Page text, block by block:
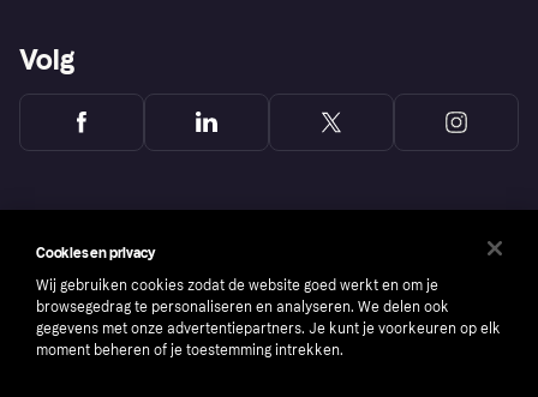
Volg
Cookies en privacy
Wij gebruiken cookies zodat de website goed werkt en om je
browsegedrag te personaliseren en analyseren. We delen ook
gegevens met onze advertentiepartners. Je kunt je voorkeuren op elk
moment beheren of je toestemming intrekken.